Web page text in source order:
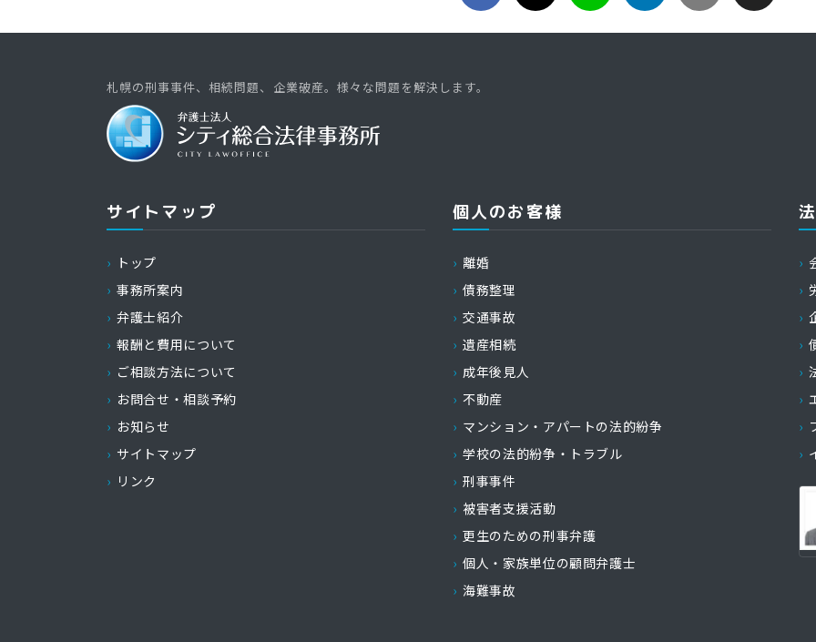
札幌の刑事事件、相続問題、企業破産。様々な問題を解決します。
サイトマップ
トップ
事務所案内
弁護士紹介
報酬と費用について
ご相談方法について
お問合せ・相談予約
お知らせ
サイトマップ
リンク
個人のお客様
離婚
債務整理
交通事故
遺産相続
成年後見人
不動産
マンション・アパートの法的紛争
学校の法的紛争・トラブル
刑事事件
被害者支援活動
更生のための刑事弁護
個人・家族単位の顧問弁護士
海難事故